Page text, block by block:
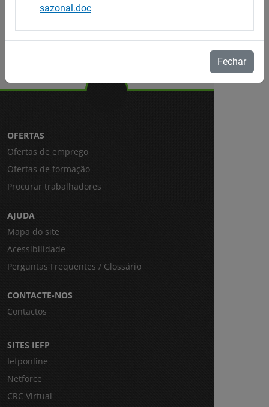
sazonal.doc
Fechar
OFERTAS
Ofertas de emprego
Ofertas de formação
Procurar trabalhadores
AJUDA
Mapa do site
Acessibilidade
Perguntas Frequentes / Glossário
CONTACTE-NOS
Contactos
SITES IEFP
Iefponline
Netforce
CRC Virtual